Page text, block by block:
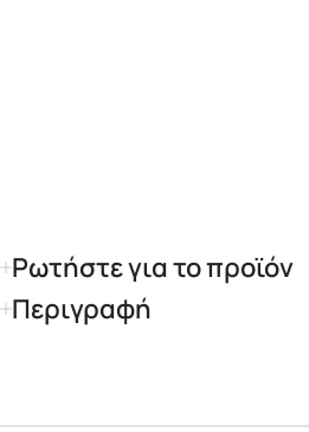
Ρωτήστε για το προϊόν
Περιγραφή